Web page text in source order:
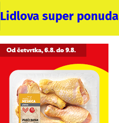
Lidlova super ponuda